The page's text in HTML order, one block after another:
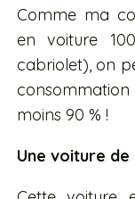
Comme ma
en voiture
cabriolet), on
moins 90 % !
Une voiture de